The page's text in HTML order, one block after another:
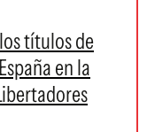
títulos de
en la